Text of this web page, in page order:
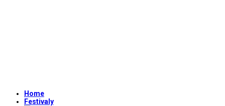
Home
Festivaly